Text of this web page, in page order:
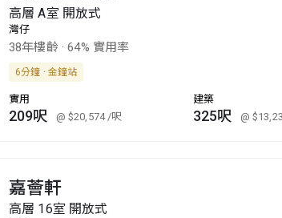
高層 A室 開放式
灣仔
38年樓齡 ·64% 實用率
6分鐘 · 金鐘站
實用
209呎 @ $20,574/呎
建築
325呎 @
嘉薈軒
高層 16室 開放式